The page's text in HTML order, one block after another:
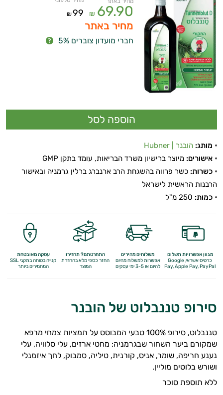
69.90
₪
99
₪
מחיר באתר
חברי מועדון צוברים 5%
מותג: הובנר | Hubner
אישורים: מיוצר ברישיון משרד הבריאות, עומד בתקן GMP
כשרות: כשר פרווה בהשגחת הרב ארנברג ברלין גרמניה ובאישור
הרבנות הראשית לישראל
כמות:
מגוון אפשרויות תשלום
כרטיס אשראי, Google
Pay,Apple Pay, PayPal
משלוחים מהירים
אפשרות למשלוח מהיום
להיום או 3-5 ימי עסקים
התחרטתם? תחזירו
החזר כספי מלאבהחזרת
המוצר
עסקה מאובטחת
קנייה בטוחה בתקני SSL
המחמירים ביותר
סירופ טננבלוט של הובנר
טננבלוט, סירופ 100% טבעי המבוסס על תמציות צמחי מרפא
שמקורם ביער השחור שבגרמניה: מחטי ארזים, עלי סלוויה, עלי
נענע חריפה, שומר, אניס, קורנית, טיליה, סמבוק, לחך איזמנלי
ושורש בלוטים מוליין.
ללא תוספת סוכר